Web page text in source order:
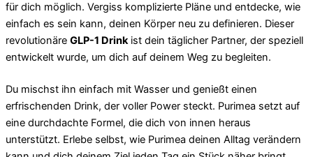
für dich möglich. Vergiss komplizierte Pläne und entdecke, wie
einfach es sein kann, deinen Körper neu zu definieren. Dieser
revolutionäre GLP-1 Drinkist dein täglicher Partner, der speziell
entwickelt wurde, um dich auf deinem Weg zu begleiten.
Du mischst ihn einfach mit Wasser und genießt einen
erfrischenden Drink, der voller Power steckt. Purimea setzt auf
eine durchdachte Formel, die dich von innen heraus
unterstützt. Erlebe selbst, wie Purimea deinen Alltag verändern